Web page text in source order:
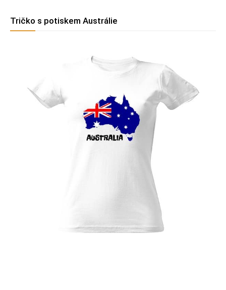
Tričko s potiskem Austrálie